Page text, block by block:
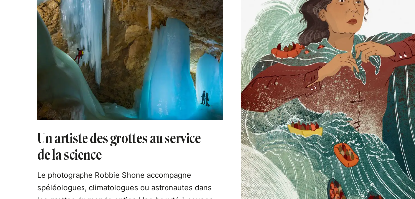
Un artiste des grottes au service
de la science
Le photographe Robbie Shone accompagne
spéléologues, climatologues ou astronautes dans